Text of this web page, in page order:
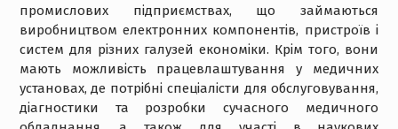
промислових підприємствах, що займаються
виробництвом електронних компонентів, пристроїв і
систем для різних галузей економіки. Крім того, вони
мають можливість працевлаштування у медичних
установах, де потрібні спеціалісти для обслуговування,
діагностики та розробки сучасного медичного